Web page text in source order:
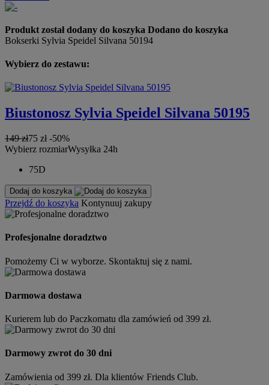
Produkt został dodany do koszyka Dodano do koszyka
Bokserki Sylvia Speidel Silvana 50194
Wybierz do zestawu:
Biustonosz Sylvia Speidel Silvana 50195
149 zł75 zł-50%
Wybierz rozmiarWysyłka 24h
75D
Dodaj do koszyka
Przejdź do koszyka Kontynuuj zakupy
Profesjonalne doradztwo
Pomożemy Ci w wyborze. Skontaktuj się z nami.
Darmowa dostawa
Kurierem lub do Paczkomatu dla zamówień od 399 zł.
Darmowy zwrot do 30 dni
Zamówienia od 399 zł. Dla klientów Friends Club.